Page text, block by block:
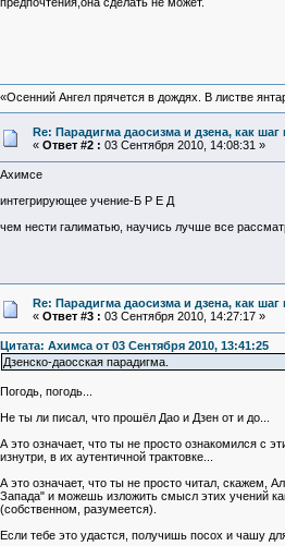
«Осенний Ангел прячется в дождях. В листве
Re: Парадигма даосизма и дзена, как
« Ответ #2 : 03 Сентября 2010, 14:08:31 »
Ахимсе
интегрирующее учение-Б Р Е Д
чем нести галиматью, научись лучше все
Re: Парадигма даосизма и дзена, как
« Ответ #3 : 03 Сентября 2010, 14:27:17 »
Цитата: Ахимса от 03 Сентября 2010, 13:41:25
Дзенско-даосская парадигма.
Погодь, погодь...
Не ты ли писал, что прошёл Дао и Дзен от и до...
А это означает, что ты не просто ознакомился с
изнутри, в их аутентичной трактовке...
А это означает, что ты не просто читал, скажем,
Запада" и можешь изложить смысл этих учений
(собственном, разумеется).
Если тебе это удастся, получишь посох и чашу